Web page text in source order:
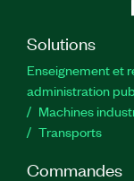
Solutions
Enseignement et
administration
Machines
Transports
Commandes